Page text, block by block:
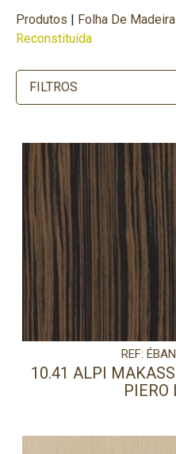
Produtos | Folha De Madeira
Reconstituída
FILTROS
REF:
10.41 ALPI
PIERO